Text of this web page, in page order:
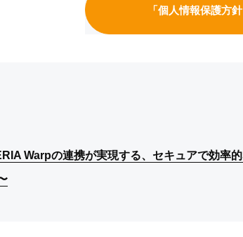
「個人情報保護方
Warpの連携が実現する、セキュアで効率
Warpの連携が実現する、セキュアで効率
Warpの連携が実現する、セキュアで効率